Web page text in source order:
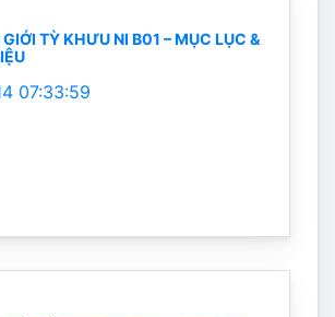
TỲ KHƯU NI B01 – MỤC LỤC &
07:33:59